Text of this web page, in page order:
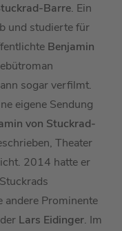
Barre. Ein
und studierte für
Benjamin
sogar verfilmt.
eigene Sendung
von Stuckrad-
Theater
2014 hatte er
andere Prominente
Lars Eidinger. Im